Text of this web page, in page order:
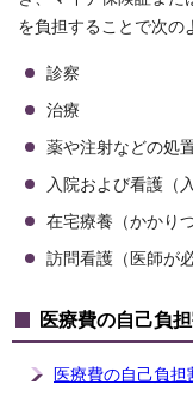
を負担することで次の
診察
治療
薬や注射などの処
入院および看護（
在宅療養（かかり
訪問看護（医師が
医療費の自己負
医療費の自己負担